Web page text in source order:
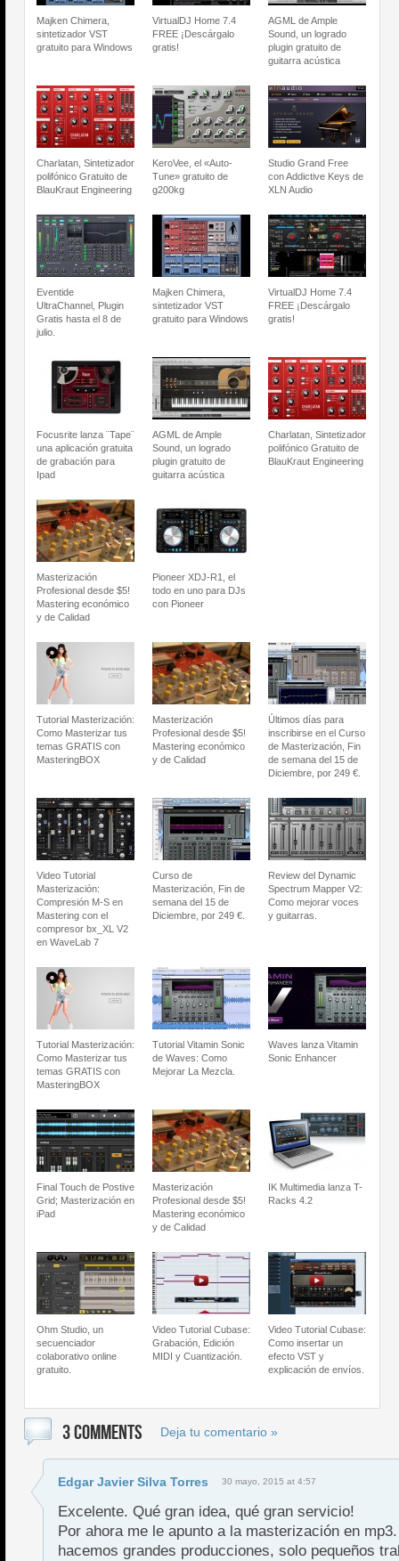
Majken Chimera,
sintetizador VST
gratuito para Windows
VirtualDJ Home 7.4
FREE ¡Descárgalo
gratis!
AGML de Ample
Sound, un logrado
plugin gratuito de
guitarra acústica
Charlatan, Sintetizador
polifónico Gratuito de
BlauKraut Engineering
KeroVee, el «Auto-
Tune» gratuito de
g200kg
Studio Grand Free
con Addictive Keys de
XLN Audio
Eventide
UltraChannel, Plugin
Gratis hasta el 8 de
julio.
Majken Chimera,
sintetizador VST
gratuito para Windows
VirtualDJ Home 7.4
FREE ¡Descárgalo
gratis!
Focusrite lanza ¨Tape¨
una aplicación gratuita
de grabación para
Ipad
AGML de Ample
Sound, un logrado
plugin gratuito de
guitarra acústica
Charlatan, Sintetizador
polifónico Gratuito de
BlauKraut Engineering
Masterización
Profesional desde $5!
Mastering económico
y de Calidad
Pioneer XDJ-R1, el
todo en uno para DJs
con Pioneer
Tutorial Masterización:
Como Masterizar tus
temas GRATIS con
MasteringBOX
Masterización
Profesional desde $5!
Mastering económico
y de Calidad
Últimos días para
inscribirse en el Curso
de Masterización, Fin
de semana del 15 de
Diciembre, por 249 €.
Video Tutorial
Masterización:
Compresión M-S en
Mastering con el
compresor bx_XL V2
en WaveLab 7
Curso de
Masterización, Fin de
semana del 15 de
Diciembre, por 249 €.
Review del Dynamic
Spectrum Mapper V2:
Como mejorar voces
y guitarras.
Tutorial Masterización:
Como Masterizar tus
temas GRATIS con
MasteringBOX
Tutorial Vitamin Sonic
de Waves: Como
Mejorar La Mezcla.
Waves lanza Vitamin
Sonic Enhancer
Final Touch de Postive
Grid; Masterización en
iPad
Masterización
Profesional desde $5!
Mastering económico
y de Calidad
IK Multimedia lanza T-
Racks 4.2
Ohm Studio, un
secuenciador
colaborativo online
gratuito.
Video Tutorial Cubase:
Grabación, Edición
MIDI y Cuantización.
Video Tutorial Cubase:
Como insertar un
efecto VST y
explicación de envíos.
3 COMMENTS Deja tu comentario »
Edgar Javier Silva Torres 30 mayo, 2015 at 4:57
Excelente. Qué gran idea, qué gran servicio!
Por ahora me le apunto a la masterización en
hacemos grandes producciones, solo pequeños